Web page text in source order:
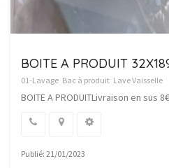
BOITE A PRODUIT
01-Lavage Bac à produit Lave Vaisselle
BOITE A PRODUITLivraison en sus
Publié: 21/01/2023